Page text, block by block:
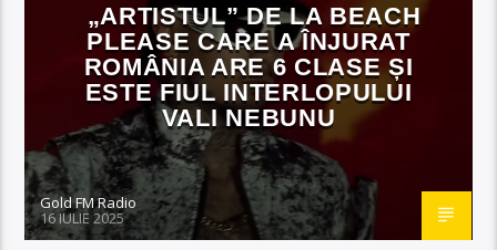
„ARTISTUL” DE LA BEACH
PLEASE CARE A ÎNJURAT
ROMÂNIA ARE 6 CLASE ȘI
ESTE FIUL INTERLOPULUI
VALI NEBUNU
Gold FM Radio
16 IULIE 2025